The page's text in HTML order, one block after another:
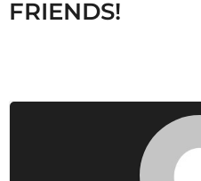
n
o
FRIENDS!